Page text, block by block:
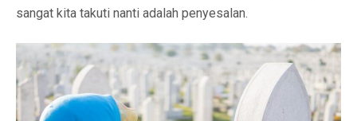
sangat kita takuti nanti adalah penyesalan.